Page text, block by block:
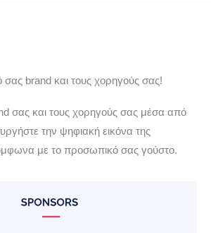
σας brand και τους χορηγούς σας!
σας και τους χορηγούς σας μέσα από
την ψηφιακή εικόνα της
με το προσωπικό σας γούστο.